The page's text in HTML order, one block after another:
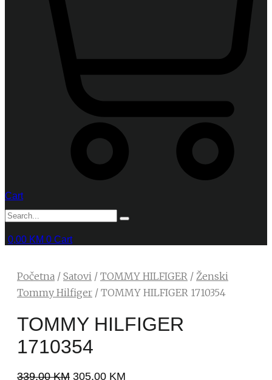
Cart
0,00 KM 0 Cart
Početna / Satovi / TOMMY HILFIGER / Ženski
Tommy Hilfiger / TOMMY HILFIGER 1710354
TOMMY HILFIGER
1710354
339,00KM 305,00 KM